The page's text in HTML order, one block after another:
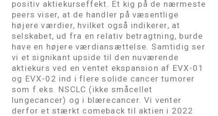
positiv aktiekurseffekt. Et kig på de nærmeste
peers viser, at de handler på væsentlige
højere værdier, hvilket også indikerer, at
selskabet, ud fra en relativ betragtning, burde
have en højere værdiansættelse. Samtidig ser
vi et signikant upside til den nuværende
aktiekurs ved en ventet ekspansion af EVX-01
og EVX-02 ind i flere solide cancer tumorer
som f.eks. NSCLC (ikke småcellet
lungecancer) og i blærecancer. Vi venter
derfor et stærkt comeback til aktien i 2022